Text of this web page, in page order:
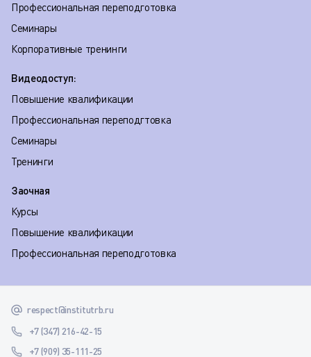
Профессиональная переподготовка
Семинары
Корпоративные тренинги
Видеодоступ:
Повышение квалификации
Профессиональная переподгтовка
Семинары
Тренинги
Заочная
Курсы
Повышение квалификации
Профессиональная переподготовка
respect@institutrb.ru
+7 (347) 216-42-15
+7 (909) 35-111-25